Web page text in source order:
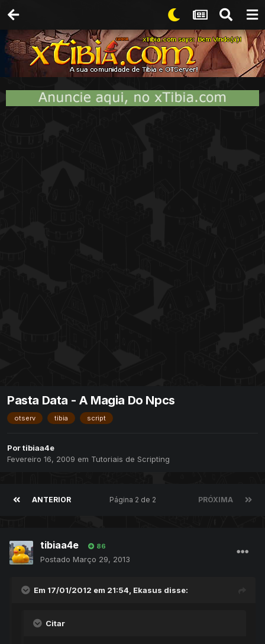
Pasta Data - A Magia Do Npcs
otserv tibia script
Portibiaa4e
Fevereiro 16, 2009 em Tutoriais de Scripting
ANTERIOR PRÓXIMA
Página 2 de 2
tibiaa4e 86
Postado Março 29, 2013
Em 17/01/2012 em 21:54, Ekasus disse:
Citar